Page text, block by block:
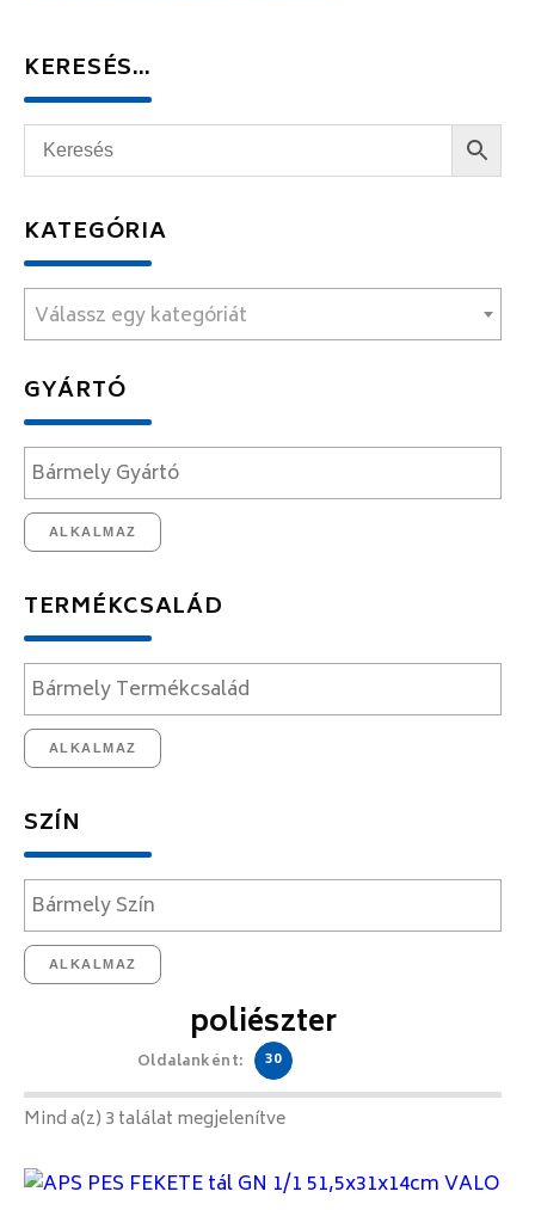
KERESÉS…
KATEGÓRIA
Válassz egy kategóriát
GYÁRTÓ
ALKALMAZ
TERMÉKCSALÁD
ALKALMAZ
SZÍN
ALKALMAZ
poliészter
Oldalanként: 30
Mind a(z) 3 találat megjelenítve